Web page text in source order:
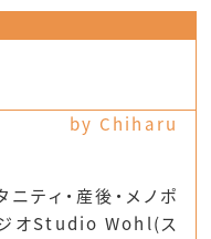
by Chiharu
ティ・産後・メノポ
ジオStudio Wohl(ス